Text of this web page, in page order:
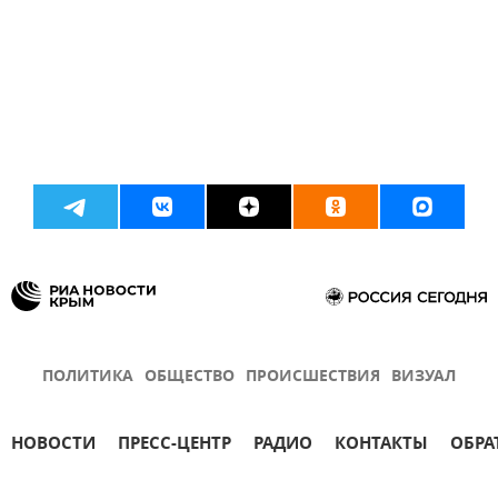
ПОЛИТИКА ОБЩЕСТВО ПРОИСШЕСТВИЯ ВИЗУАЛ
НОВОСТИ ПРЕСС-ЦЕНТР РАДИО КОНТАКТЫ